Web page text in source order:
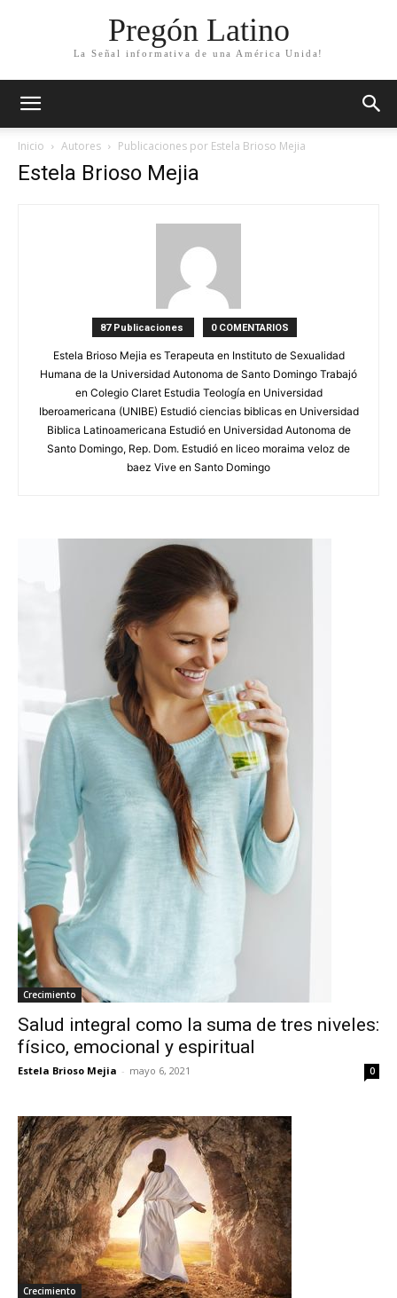
Pregón Latino
La Señal informativa de una América Unida!
Inicio Autores Publicaciones por Estela Brioso Mejia
Estela Brioso Mejia
87 Publicaciones 0 COMENTARIOS
Estela Brioso Mejia es Terapeuta en Instituto de Sexualidad
Humana de la Universidad Autonoma de Santo Domingo Trabajó
en Colegio Claret Estudia Teología en Universidad
Iberoamericana (UNIBE) Estudió ciencias biblicas en Universidad
Biblica Latinoamericana Estudió en Universidad Autonoma de
Santo Domingo, Rep. Dom. Estudió en liceo moraima veloz de
baez Vive en Santo Domingo
Crecimiento
Salud integral como la suma de tres niveles:
físico, emocional y espiritual
Estela Brioso Mejia - mayo 6, 2021 0
Crecimiento